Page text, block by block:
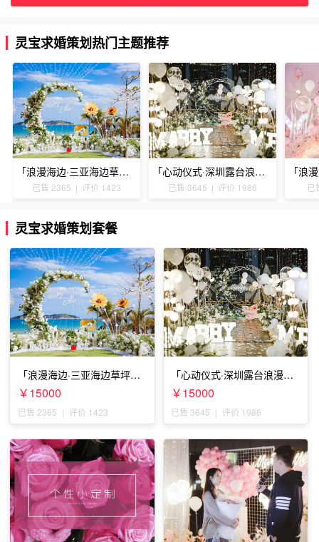
灵宝求婚策划热门主题推荐
「浪漫海边·三亚海边草坪浪漫求婚」
已售 2365 | 评价 1423
「心动仪式·深圳露台浪漫求婚」
已售 3645 | 评价 1986 已
灵宝求婚策划套餐
「浪漫海边·三亚海边草坪浪
漫求婚」
￥15000
已售 2365 | 评价 1423
「心动仪式·深圳露台浪漫求
婚」
￥15000
已售 3645 | 评价 1986